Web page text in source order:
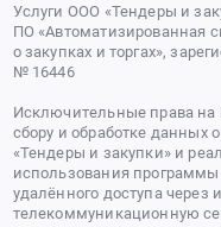
Услуги ООО «Тендеры и
ПО «Автоматизированная
о закупках и торгах»,
№ 16446
Исключительные права на
сбору и обработке данных
«Тендеры и закупки» и
использования
удалённого доступа
телекоммуникационную